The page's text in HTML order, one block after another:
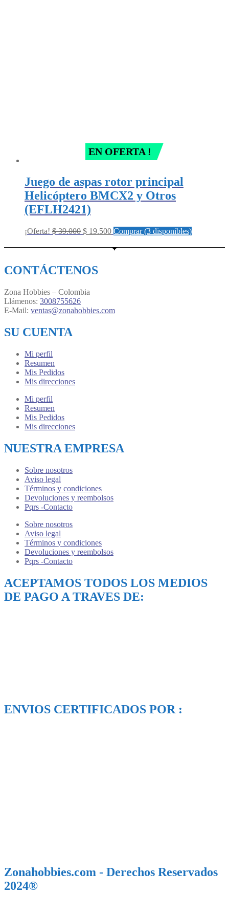
EN OFERTA !
Juego de aspas rotor principal
Helicóptero BMCX2 y Otros
(EFLH2421)
¡Oferta! $39.000 Original
was:
$ 19.500Current
is:
Comprar (3 disponibles)
CONTÁCTENOS
Zona Hobbies – Colombia
Llámenos: 3008755626
E-Mail: ventas@zonahobbies.com
SU CUENTA
Mi perfil
Resumen
Mis Pedidos
Mis direcciones
Mi perfil
Resumen
Mis Pedidos
Mis direcciones
NUESTRA EMPRESA
Sobre nosotros
Aviso legal
Términos y condiciones
Devoluciones y reembolsos
Pqrs -Contacto
Sobre nosotros
Aviso legal
Términos y condiciones
Devoluciones y reembolsos
Pqrs -Contacto
ACEPTAMOS TODOS LOS MEDIOS
DE PAGO A TRAVES DE:
ENVIOS CERTIFICADOS POR :
Zonahobbies.com - Derechos Reservados
2024®